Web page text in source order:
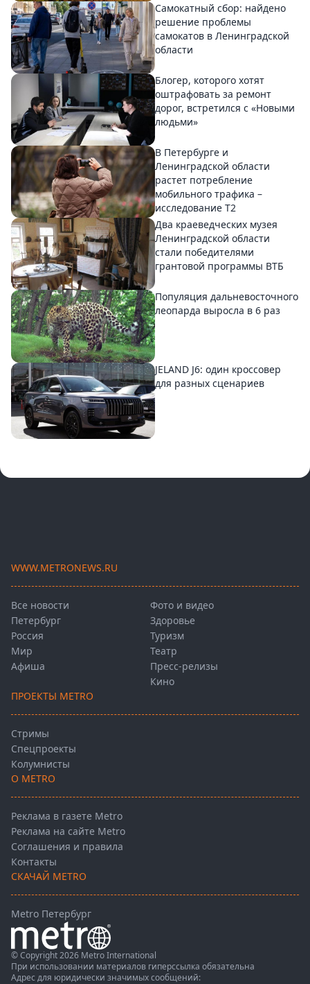
Самокатный сбор: найдено
решение проблемы
самокатов в Ленинградской
области
Блогер, которого хотят
оштрафовать за ремонт
дорог, встретился с «Новыми
людьми»
В Петербурге и
Ленинградской области
растет потребление
мобильного трафика –
исследование T2
Два краеведческих музея
Ленинградской области
стали победителями
грантовой программы ВТБ
Популяция дальневосточного
леопарда выросла в 6 раз
JELAND J6: один кроссовер
для разных сценариев
WWW.METRONEWS.RU
Все новости
Петербург
Россия
Мир
Афиша
Фото и видео
Здоровье
Туризм
Театр
Пресс-релизы
Кино
ПРОЕКТЫ METRO
Стримы
Спецпроекты
Колумнисты
О METRO
Реклама в газете Metro
Реклама на сайте Metro
Соглашения и правила
Контакты
СКАЧАЙ METRO
Metro Петербург
© Copyright 2026 Metro International
При использовании материалов гиперссылка обязательна
Адрес для юридически значимых сообщений: